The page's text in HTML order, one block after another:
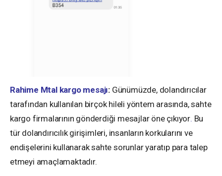
Rahime Mtal kargo mesajı: Günümüzde, dolandırıcılar
tarafından kullanılan birçok hileli yöntem arasında, sahte
kargo firmalarının gönderdiği mesajlar öne çıkıyor. Bu
tür dolandırıcılık girişimleri, insanların korkularını ve
endişelerini kullanarak sahte sorunlar yaratıp para talep
etmeyi amaçlamaktadır.